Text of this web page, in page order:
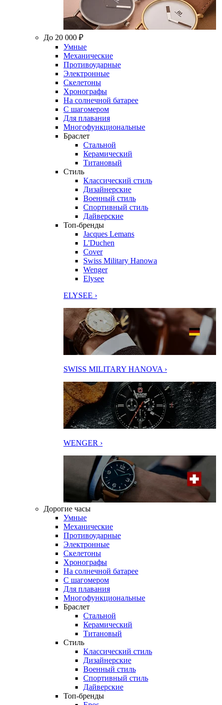
До 20 000 ₽
Умные
Механические
Противоударные
Электронные
Скелетоны
Хронографы
На солнечной батарее
С шагомером
Для плавания
Многофункциональные
Браслет
Стальной
Керамический
Титановый
Стиль
Классический стиль
Дизайнерские
Военный стиль
Спортивный стиль
Дайверские
Топ-бренды
Jacques Lemans
L'Duchen
Cover
Swiss Military Hanowa
Wenger
Elysee
ELYSEE ›
SWISS MILITARY HANOVA ›
WENGER ›
Дорогие часы
Умные
Механические
Противоударные
Электронные
Скелетоны
Хронографы
На солнечной батарее
С шагомером
Для плавания
Многофункциональные
Браслет
Стальной
Керамический
Титановый
Стиль
Классический стиль
Дизайнерские
Военный стиль
Спортивный стиль
Дайверские
Топ-бренды